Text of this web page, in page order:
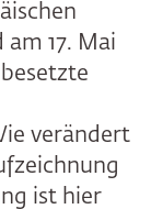
17. Mai
verändert
ist hier